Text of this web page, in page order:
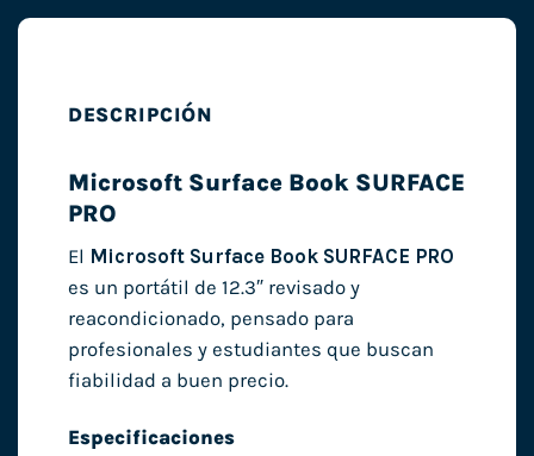
DESCRIPCIÓN
Microsoft Surface Book SURFACE
PRO
El Microsoft Surface Book SURFACE PRO
es un portátil de 12.3″ revisado y
reacondicionado, pensado para
profesionales y estudiantes que buscan
fiabilidad a buen precio.
Especificaciones